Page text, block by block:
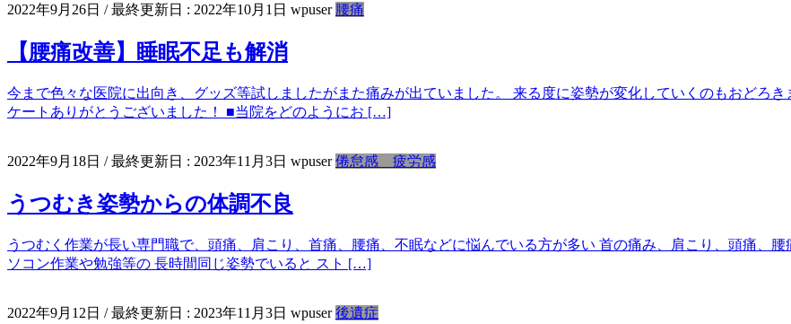
2022年9月26日 / 最終更新日 : 2022年10月1日 wpuser 腰痛
【腰痛改善】睡眠不足も解消
今まで色々な医院に出向き、グッズ等試しましたがまた痛みが出ていました。 来る度に姿勢が変化していくのもおどろ
ケートありがとうございました！ ■当院をどのようにお […]
2022年9月18日 / 最終更新日 : 2023年11月3日 wpuser 倦怠感 疲労感
うつむき姿勢からの体調不良
うつむく作業が長い専門職で、頭痛、肩こり、首痛、腰痛、不眠などに悩んでいる方が多い 首の痛み、肩こり、頭痛、
ソコン作業や勉強等の 長時間同じ姿勢でいると スト […]
2022年9月12日 / 最終更新日 : 2023年11月3日 wpuser 後遺症